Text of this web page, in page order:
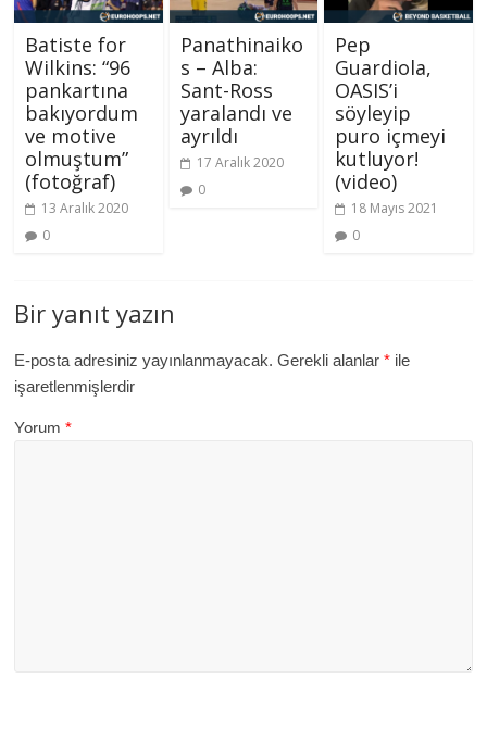
Batiste for
Wilkins: “96
pankartına
bakıyordum
ve motive
olmuştum”
(fotoğraf)
13 Aralık 2020
0
Panathinaiko
s – Alba:
Sant-Ross
yaralandı ve
ayrıldı
17 Aralık 2020
0
Pep
Guardiola,
OASIS’i
söyleyip
puro içmeyi
kutluyor!
(video)
18 Mayıs 2021
0
Bir yanıt yazın
E-posta adresiniz yayınlanmayacak. Gerekli alanlar* ile
işaretlenmişlerdir
Yorum*